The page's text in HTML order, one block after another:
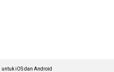
iOS dan Android